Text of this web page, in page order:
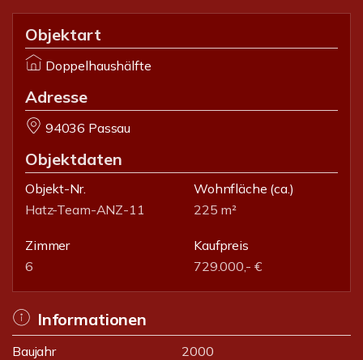
Objektart
Doppelhaushälfte
Adresse
94036 Passau
Objektdaten
Objekt-Nr.
Hatz-Team-ANZ-11
Wohnfläche (ca.)
225 m²
Zimmer
6
Kaufpreis
729.000,- €
Informationen
Baujahr
2000